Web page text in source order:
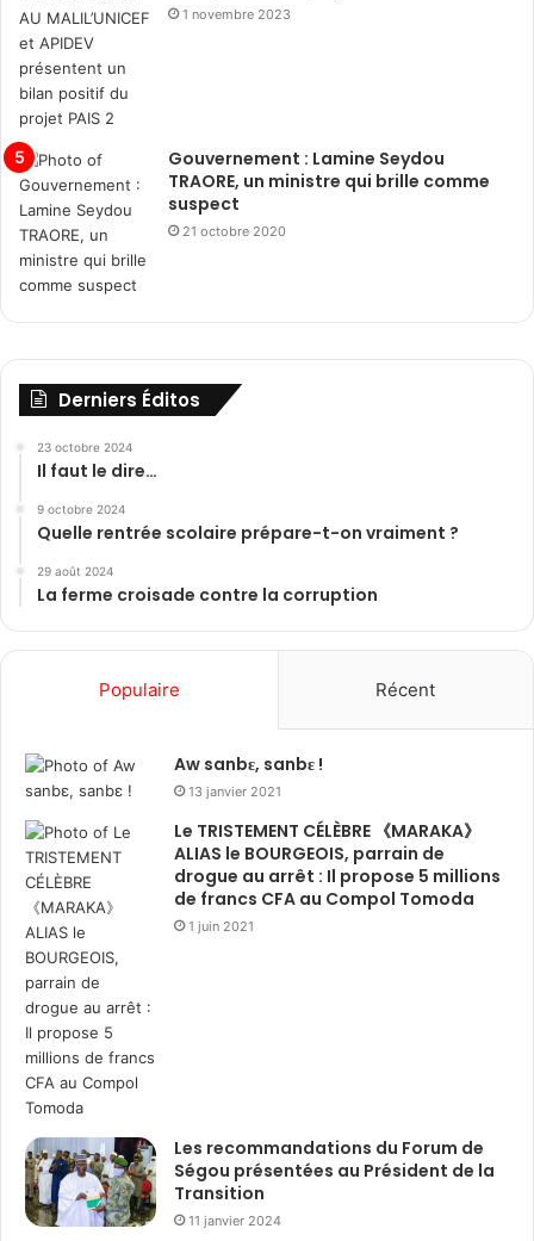
1 novembre 2023
Gouvernement : Lamine Seydou
TRAORE, un ministre qui brille comme
suspect
21 octobre 2020
Derniers Éditos
23 octobre 2024
Il faut le dire…
9 octobre 2024
Quelle rentrée scolaire prépare-t-on vraiment ?
29 août 2024
La ferme croisade contre la corruption
Populaire Récent
Aw sanbɛ, sanbɛ !
13 janvier 2021
Le TRISTEMENT CÉLÈBRE 《MARAKA》
ALIAS le BOURGEOIS, parrain de
drogue au arrêt : Il propose 5 millions
de francs CFA au Compol Tomoda
1 juin 2021
Les recommandations du Forum de
Ségou présentées au Président de la
Transition
11 janvier 2024